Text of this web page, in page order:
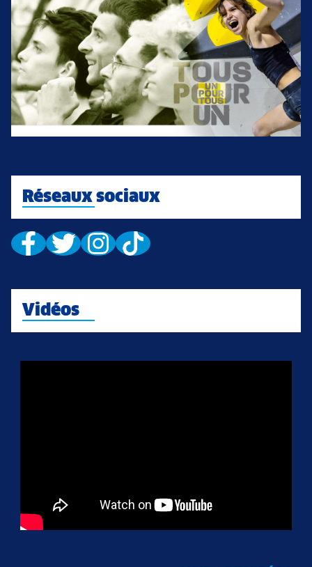
Réseaux sociaux
Vidéos